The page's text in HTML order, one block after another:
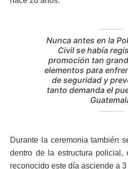
Nunca antes en la
Civil se había
promoción tan
elementos para
de seguridad y
tanto demanda el
Durante la ceremonia también
dentro de la estructura
reconocido este día asciende a